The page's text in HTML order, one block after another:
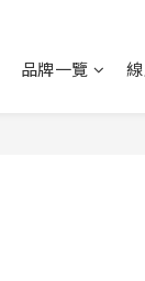
品牌一覽